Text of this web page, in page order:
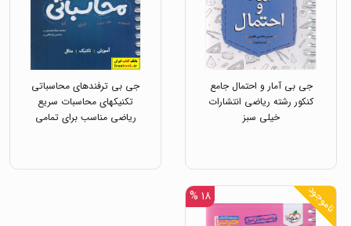
جی بی آمار و احتمال جامع
کنکور رشته ریاضی انتشارات
خیلی سبز
جی بی ترفندهای محاسباتی
تکنیکهای محاسبات سریع
ریاضی مناسب برای تمامی
ناموجود ۱۸ %